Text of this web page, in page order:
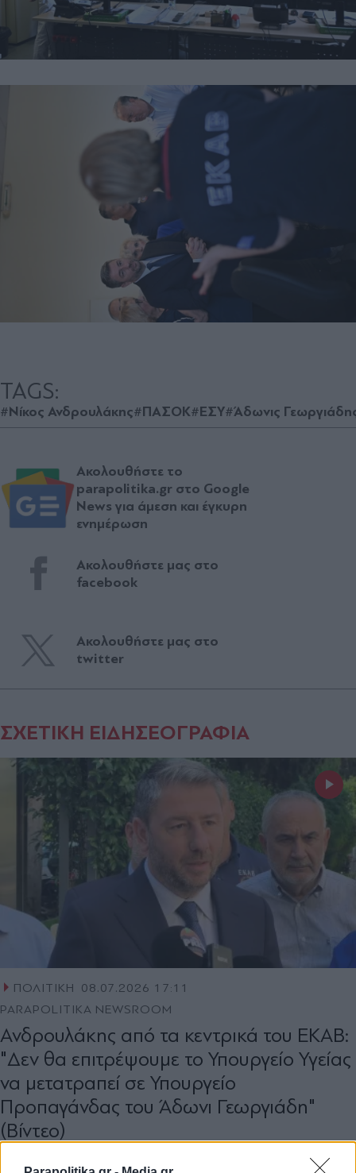
TAGS:
#Νίκος Ανδρουλάκης#ΠΑΣΟΚ#ΕΣΥ#Άδωνις
Ακολουθήστε το
parapolitika.gr στο Google
News για άμεση και έγκυρη
ενημέρωση
Ακολουθήστε μας στο
facebook
Ακολουθήστε μας στο
twitter
ΣΧΕΤΙΚΗ ΕΙΔΗΣΕΟΓΡΑΦΙΑ
ΠΟΛΙΤΙΚΗ
08.07.2026 17:11
PARAPOLITIKA NEWSROOM
Ανδρουλάκης από τα κεντρικά του ΕΚΑΒ:
"Δεν θα επιτρέψουμε το Υπουργείο Υγείας
να μετατραπεί σε Υπουργείο
Προπαγάνδας του Άδωνι Γεωργιάδη"
(Βίντεο)